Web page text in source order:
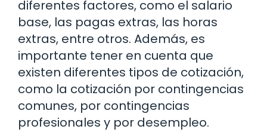
diferentes factores, como el salario
base, las pagas extras, las horas
extras, entre otros. Además, es
importante tener en cuenta que
existen diferentes tipos de cotización,
como la cotización por contingencias
comunes, por contingencias
profesionales y por desempleo.